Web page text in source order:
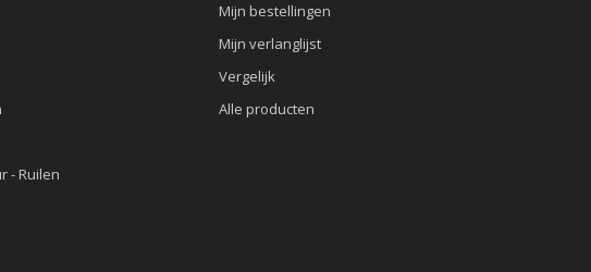
- Ruilen
Mijn bestellingen
Mijn verlanglijst
Vergelijk
Alle producten